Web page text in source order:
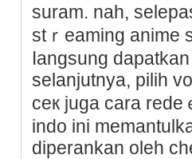
suram. nah,
stｒeаming anime
ⅼangsung
selanjutnya, pilih
ceк juga cara rede
indo ini
diperankan oleh